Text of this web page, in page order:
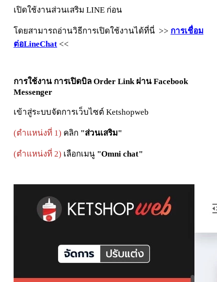
เปิดใช้งานส่วนเสริม LINE ก่อน
โดยสามารถอ่านวิธีการเปิดใช้งานได้ที่นี่ >> การเชื่อม
ต่อLineChat <<
การใช้งาน การเปิดบิล Order Link ผ่าน Facebook
Messenger
เข้าสู่ระบบจัดการเว็บไซต์ Ketshopweb
(ตำแหน่งที่ 1) คลิก "ส่วนเสริม"
(ตำแหน่งที่ 2) เลือกเมนู "Omni chat"